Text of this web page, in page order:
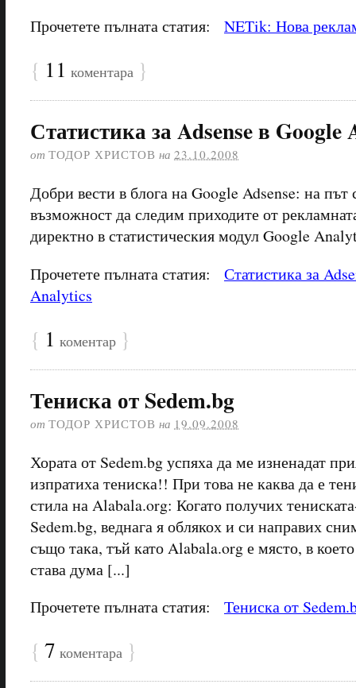
Прочетете пълната статия: NETik: Нова
{ 11 коментара }
Статистика за Adsense в Google
от ТОДОР ХРИСТОВ на 23.10.2008
Добри вести в блога на Google Adsense: на
възможност да следим приходите от
директно в статистическия модул Google
Прочетете пълната статия: Статистика за
Analytics
{ 1 коментар }
Тениска от Sedem.bg
от ТОДОР ХРИСТОВ на 19.09.2008
Хората от Sedem.bg успяха да ме изненадат
изпратиха тениска!! При това не каква да е
стила на Alabala.org: Когато получих
Sedem.bg, веднага я облякох и си направих
също така, тъй като Alabala.org е място, в
става дума [...]
Прочетете пълната статия: Тениска от
{ 7 коментара }